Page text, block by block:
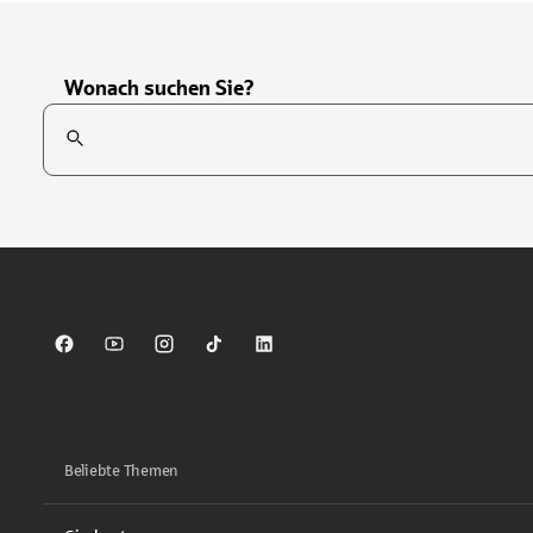
Wonach suchen Sie?
Suchfeld
Sparkasse auf Facebook
Sparkasse auf Youtube
Sparkasse auf Instagram
Sparkasse auf TikTok
Sparkasse auf LinkedIn
Beliebte Themen